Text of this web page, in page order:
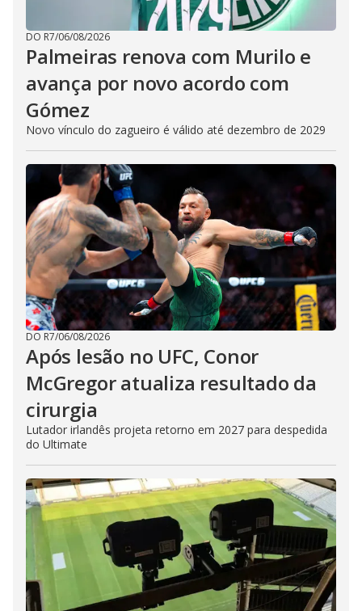
DO R7/06/08/2026
Palmeiras renova com Murilo e
avança por novo acordo com
Gómez
Novo vínculo do zagueiro é válido até dezembro de 2029
DO R7/06/08/2026
Após lesão no UFC, Conor
McGregor atualiza resultado da
cirurgia
Lutador irlandês projeta retorno em 2027 para despedida
do Ultimate